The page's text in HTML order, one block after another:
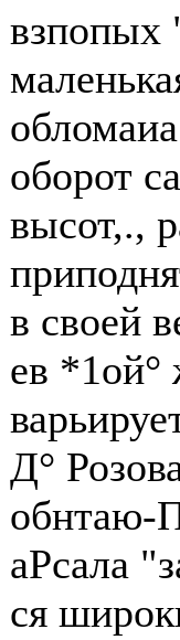
взпопых
оборот
высот,.,
в своей
ев *1ой°
Д°
обнтаю-
аРсала
ся